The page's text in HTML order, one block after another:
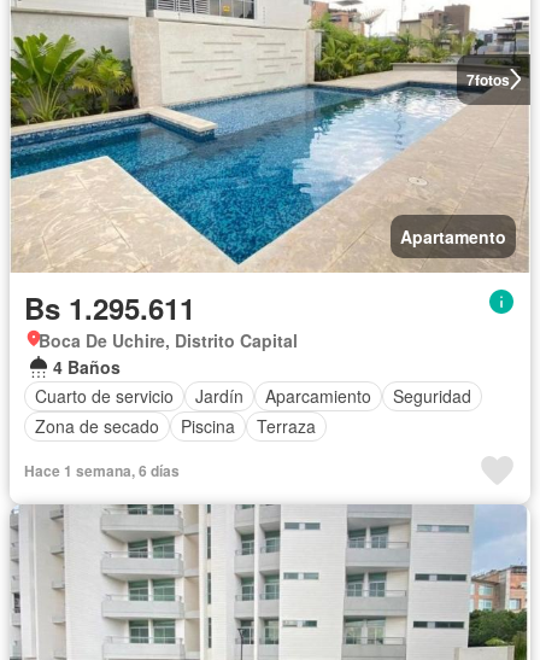
7fotos
Apartamento
Bs 1.295.611
Boca De Uchire, Distrito Capital
4 Baños
Cuarto de servicio
Jardín Aparcamiento
Seguridad
Zona de secado
Piscina Terraza
Hace 1 semana, 6 días